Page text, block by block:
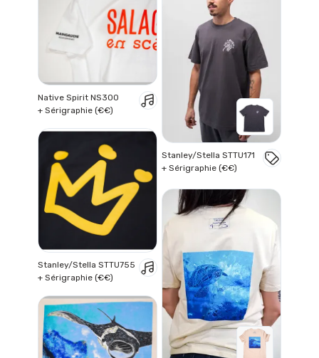
Native Spirit NS300
+ Sérigraphie (€€)
Stanley/Stella STTU171
+ Sérigraphie (€€)
Stanley/Stella STTU755
+ Sérigraphie (€€)